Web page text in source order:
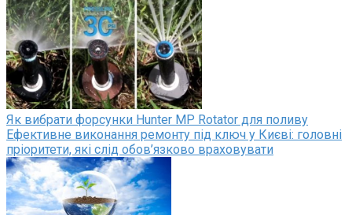
Як вибрати форсунки Hunter MP Rotator для поливу
Ефективне виконання ремонту під ключ у Києві: головні
пріоритети, які слід обов’язково враховувати